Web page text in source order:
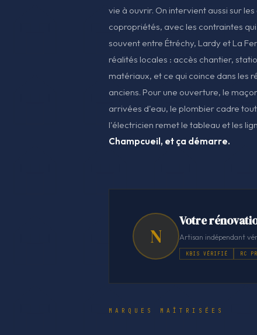
vie à ouvrir. On intervient aussi sur
copropriétés, avec les contraintes
souvent entre Étréchy, Lardy et La
réalités locales : accès chantier,
matériaux, et ce qui coince dans les
anciens. Pour une ouverture, le
arrivées d'eau, le plombier cadre
l'électricien remet le tableau et les
Champcueil, et ça démarre.
N
Votre
Artisan indépendant
KBIS VÉRIFIÉ RC
MARQUES MAÎTRISÉES